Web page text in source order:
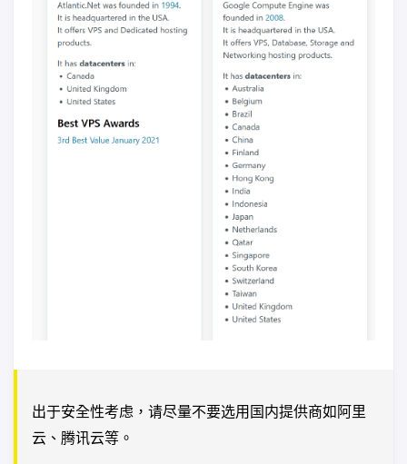
出于安全性考虑，请尽量不要选用国内提供商如阿里
云、腾讯云等。